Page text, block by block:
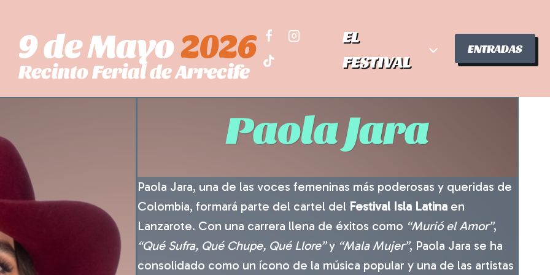
9 de Mayo2026
Recinto Ferial de Arrecife
EL
FESTIVAL
ENTRADAS
Paola Jara
Paola Jara, una de las voces femeninas más poderosas y queridas de
Colombia, formará parte del cartel del Festival Isla Latina en
Lanzarote. Con una carrera llena de éxitos como “Murió el Amor”,
“Qué Sufra, Qué Chupe, Qué Llore”y “Mala Mujer”, Paola Jara se ha
consolidado como un ícono de la música popular y una de las artistas